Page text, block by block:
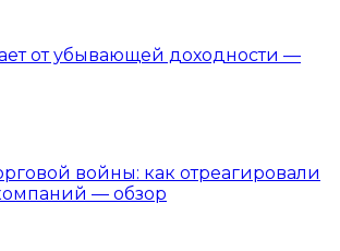
от убывающей доходности —
войны: как отреагировали
— обзор